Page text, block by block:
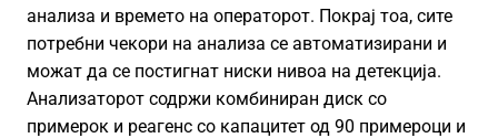
анализа и времето на операторот. Покрај тоа, сите
потребни чекори на анализа се автоматизирани и
можат да се постигнат ниски нивоа на детекција.
Анализаторот содржи комбиниран диск со
примерок и реагенс со капацитет од 90 примероци и